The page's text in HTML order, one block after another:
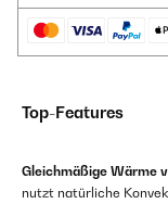
Top-Features
Gleichmäßige Wärme
nutzt natürliche